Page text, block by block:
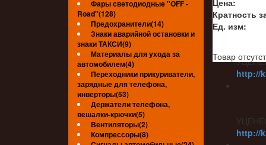
Фары светодиодные ''OFF -
Road''(128)
Предохранители(14)
Знаки аварийной остановки и
знаки ТАКСИ(9)
Материалы для ухода за
автомобилем(4)
Переходники прикуриватели,
зарядные для телефона,
инверторы(53)
Держатели телефона,
вешалки-крючки(5)
Вентиляторы(2)
Компрессоры(8)
http://
http://
Цена:
Кратность
Ед. изм:
Товар